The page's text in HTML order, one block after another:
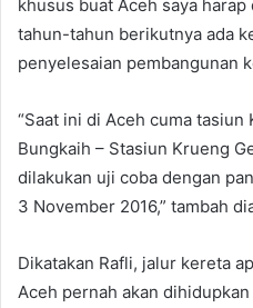
khusus buat Aceh saya
tahun-tahun berikutnya ada
penyelesaian pembangunan
“Saat ini di Aceh cuma tasiun
Bungkaih – Stasiun Krueng
dilakukan uji coba dengan
3 November 2016,” tambah
Dikatakan Rafli, jalur kereta
Aceh pernah akan